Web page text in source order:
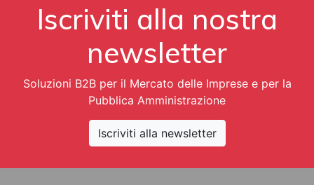
Iscriviti alla nostra
newsletter
Soluzioni B2B per il Mercato delle Imprese e per la
Pubblica Amministrazione
Iscriviti alla newsletter